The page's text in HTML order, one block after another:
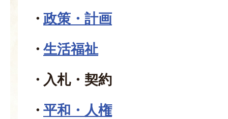
政策・計画
生活福祉
入札・契約
平和・人権